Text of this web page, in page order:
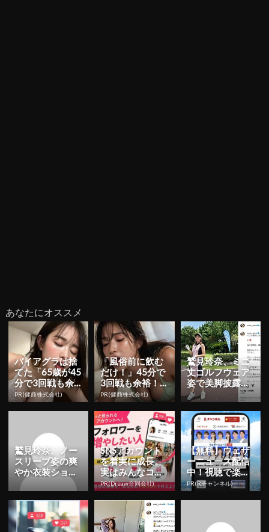
あなたにオススメ
バイアグラは捨
てた「65歳が45
分で3回戦も余
裕」1日31円で
朝まで絶好調！
PR(健商株式会社)
「風俗前に飲む
だけ！」45分で
3回戦も余裕！1
日31円で朝まで
絶好調
PR(健商株式会社)
鷲見玲奈、ミニ
丈ゴルフウェア
姿で美脚披露！
「綺麗なスウィ
ングで惚れ惚
れ」
鷲見玲奈、ノー
スリーブ姿の爽
やか衣装ショッ
ト公開！「かわ
いすぎる」「綺
麗なプロポ...
SNSアカウント
を着実に成長。
実はみんなココ
使ってます。
PR(Dreaw合同会社)
【無料】ウェザ
ーニュース配信
中！視聴で楽天
ポイント貯まる
PR(Rチャンネル)